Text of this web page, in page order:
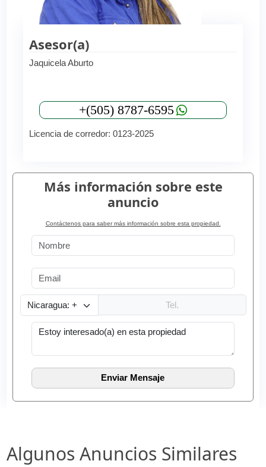
Asesor(a)
Jaquicela Aburto
+(505) 8787-6595
Licencia de corredor: 0123-2025
Más información sobre este
anuncio
Contáctenos para saber más información sobre esta propiedad.
Algunos Anuncios Similares